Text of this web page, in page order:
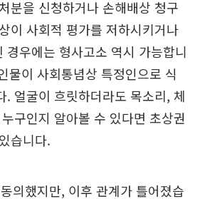
분을 신청하거나 손해배상 청구
이 사회적 평가를 저하시키거나
경우에는 형사고소 역시 가능합니
물이 사회통념상 특정인으로 식
. 얼굴이 흐릿하더라도 목소리, 체
구인지 알아볼 수 있다면 초상권
습니다.
의했지만, 이후 관계가 틀어졌습